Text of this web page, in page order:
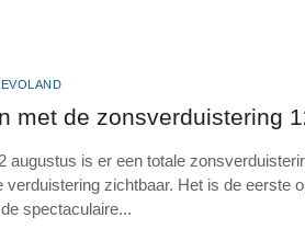
met de zonsverduistering
augustus is er een totale
verduistering zichtbaar. Het is de eerste
spectaculaire...